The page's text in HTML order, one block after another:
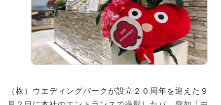
（株）ウエディングパークが設立２０周年を迎えた９